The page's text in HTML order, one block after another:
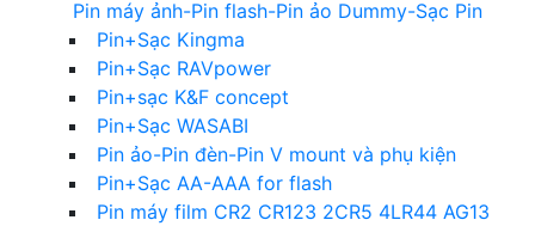
Pin máy ảnh-Pin flash-Pin ảo Dummy-Sạc Pin
Pin+Sạc Kingma
Pin+Sạc RAVpower
Pin+sạc K&F concept
Pin+Sạc WASABI
Pin ảo-Pin đèn-Pin V mount và phụ kiện
Pin+Sạc AA-AAA for flash
Pin máy film CR2 CR123 2CR5 4LR44 AG13